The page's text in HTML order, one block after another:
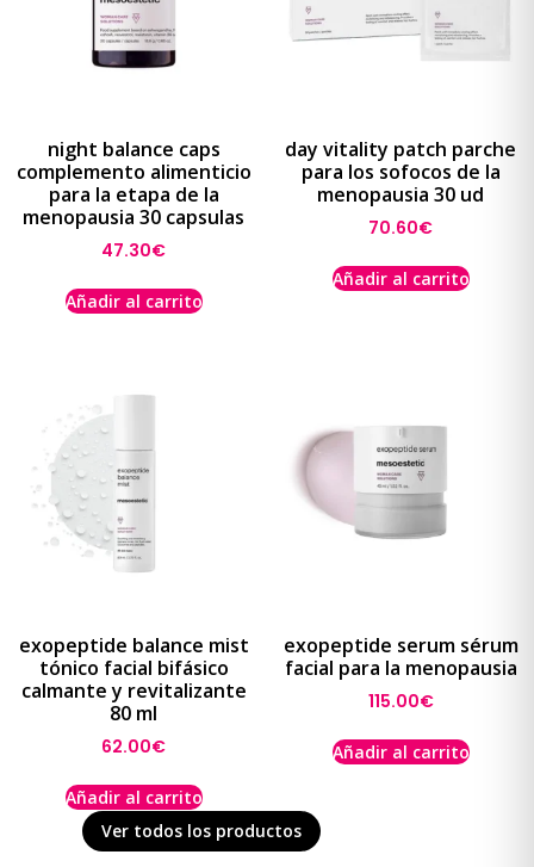
night balance caps
complemento alimenticio
para la etapa de la
menopausia 30 capsulas
47.30€
Añadir al carrito
day vitality patch parche
para los sofocos de la
menopausia 30 ud
70.60€
Añadir al carrito
exopeptide balance mist
tónico facial bifásico
calmante y revitalizante
80 ml
62.00€
Añadir al carrito
exopeptide serum sérum
facial para la menopausia
115.00€
Añadir al carrito
Ver todos los productos